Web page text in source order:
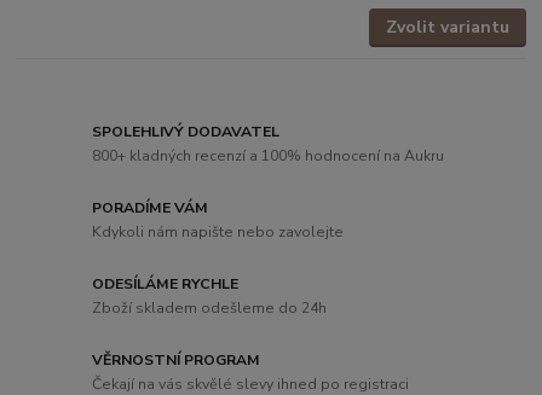
Zvolit variantu
SPOLEHLIVÝ DODAVATEL
800+ kladných recenzí a 100% hodnocení na Aukru
PORADÍME VÁM
Kdykoli nám napište nebo zavolejte
ODESÍLÁME RYCHLE
Zboží skladem odešleme do 24h
VĚRNOSTNÍ PROGRAM
Čekají na vás skvělé slevy ihned po registraci